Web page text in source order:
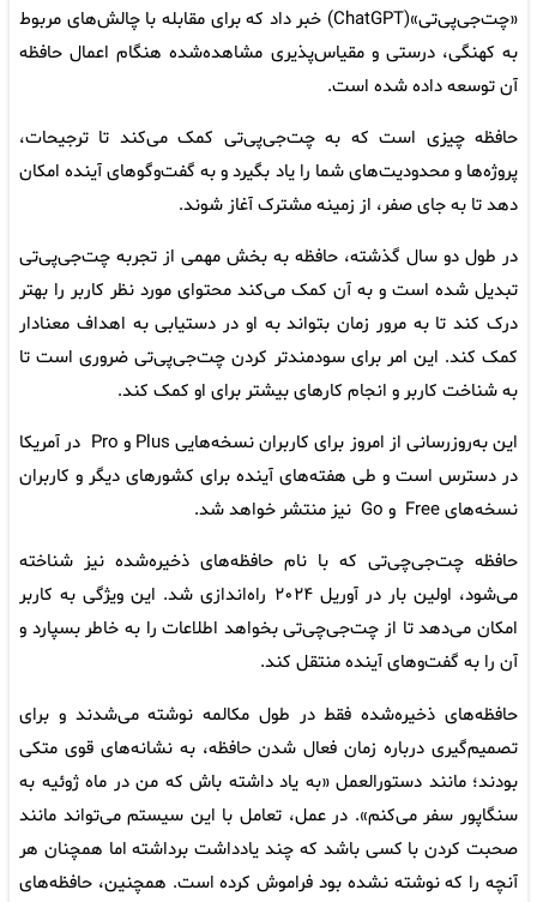
«چت‌جی‌پی‌تی»(ChatGPT) خبر داد که برای مقابله با چالش‌های مربوط
به کهنگی، درستی و مقیاس‌پذیری مشاهده‌شده هنگام اعمال حافظه
آن توسعه داده شده است.
حافظه چیزی است که به چت‌جی‌پی‌تی کمک می‌کند تا ترجیحات،
پروژه‌ها و محدودیت‌های شما را یاد بگیرد و به گفت‌وگوهای آینده امکان
‌دهد تا به جای صفر، از زمینه مشترک آغاز شوند.
در طول دو سال گذشته، حافظه به بخش مهمی از تجربه چت‌جی‌پی‌تی
تبدیل شده است و به آن کمک می‌کند محتوای مورد نظر کاربر را بهتر
درک کند تا به مرور زمان بتواند به او در دستیابی به اهداف معنادار
کمک کند. این امر برای سودمندتر کردن چت‌جی‌پی‌تی ضروری است تا
به شناخت کاربر و انجام کارهای بیشتر برای او کمک کند.
این به‌روزرسانی از امروز برای کاربران نسخه‌هایی Plus و Pro در آمریکا
در دسترس است و طی هفته‌های آینده برای کشورهای دیگر و کاربران
نسخه‌های Free و Go نیز منتشر خواهد شد.
حافظه چت‌جی‌چی‌تی که با نام حافظه‌های ذخیره‌شده نیز شناخته
می‌شود، اولین بار در آوریل ۲۰۲۴ راه‌اندازی شد. این ویژگی به کاربر
امکان می‌دهد تا از چت‌جی‌چی‌تی بخواهد اطلاعات را به خاطر بسپارد و
آن را به گفت‌وهای آینده منتقل کند.
حافظه‌های ذخیره‌شده فقط در طول مکالمه نوشته می‌شدند و برای
تصمیم‌گیری درباره زمان فعال شدن حافظه، به نشانه‌های قوی متکی
بودند؛ مانند دستورالعمل «به یاد داشته باش که من در ماه ژوئیه به
سنگاپور سفر می‌کنم». در عمل، تعامل با این سیستم می‌تواند مانند
صحبت کردن با کسی باشد که چند یادداشت برداشته اما همچنان هر
آنچه را که نوشته نشده بود فراموش کرده است. همچنین، حافظه‌های